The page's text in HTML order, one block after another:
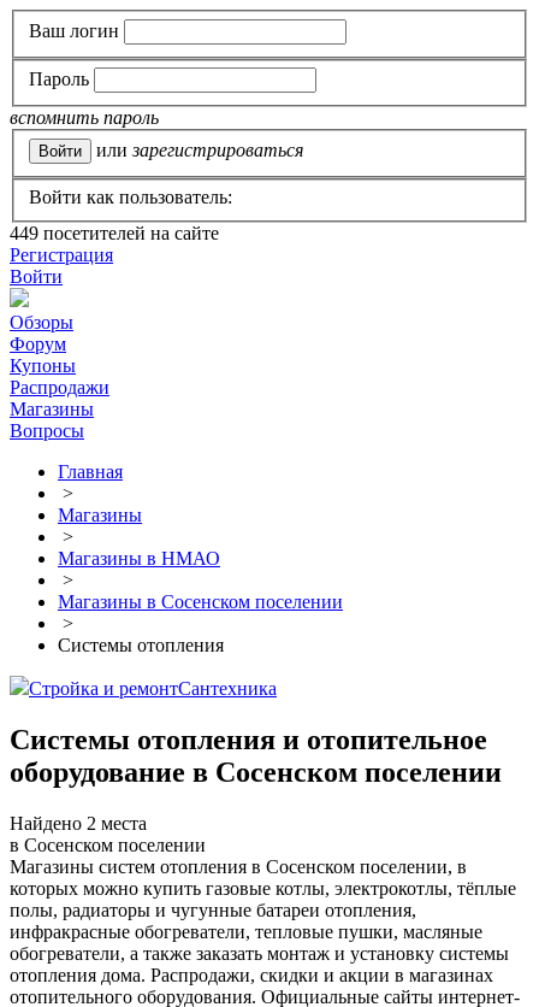
Ваш логин
Пароль
вспомнить пароль
или зарегистрироваться
Войти как пользователь:
449 посетителей на сайте
Регистрация
Войти
Обзоры
Форум
Купоны
Распродажи
Магазины
Вопросы
Главная
>
Магазины
>
Магазины в НМАО
>
Магазины в Сосенском поселении
>
Системы отопления
Стройка и ремонтСантехника
Системы отопления и отопительное
оборудование в Сосенском поселении
Найдено 2 места
в Сосенском поселении
Магазины систем отопления в Сосенском поселении, в
которых можно купить газовые котлы, электрокотлы, тёплые
полы, радиаторы и чугунные батареи отопления,
инфракрасные обогреватели, тепловые пушки, масляные
обогреватели, а также заказать монтаж и установку системы
отопления дома. Распродажи, скидки и акции в магазинах
отопительного оборудования. Официальные сайты интернет-